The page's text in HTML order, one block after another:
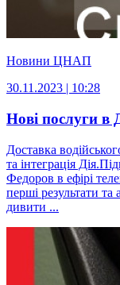
Новини ЦНАП
30.11.2023 | 10:28
Нові послуги в
Доставка
та інтеграція
Федоров в ефірі
перші результати та
дивити ...